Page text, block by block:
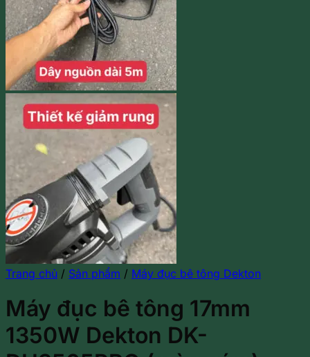
Trang chủ / Sản phẩm / Máy đục bê tông Dekton
Máy đục bê tông 17mm
1350W Dekton DK-